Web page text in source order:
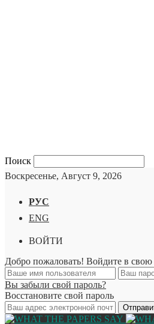
Поиск
Воскресенье, Август 9, 2026
РУС
ENG
ВОЙТИ
Добро пожаловать! Войдите в свою
Вы забыли свой пароль?
Восстановите свой пароль